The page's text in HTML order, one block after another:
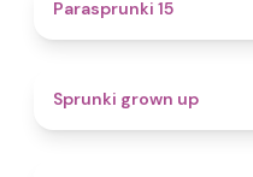
Parasprunki 15
Sprunki grown up